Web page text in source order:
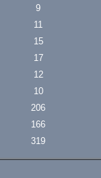
9
11
15
17
12
10
206
166
319